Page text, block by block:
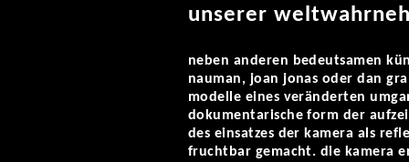
unserer
neben anderen bedeutsamen
nauman, joan jonas oder dan
modelle eines veränderten
dokumentarische form der
des einsatzes der kamera als
fruchtbar gemacht. die kamera